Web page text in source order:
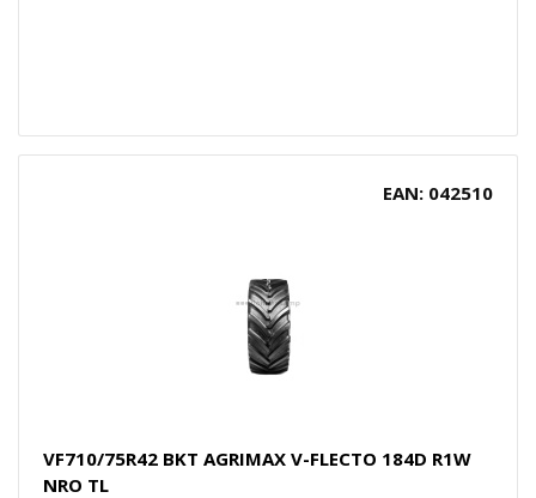
EAN: 042510
VF710/75R42 BKT AGRIMAX V-FLECTO 184D R1W
NRO TL